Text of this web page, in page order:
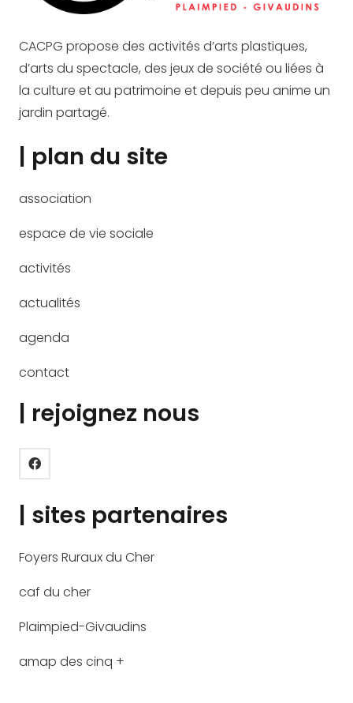
CACPG propose des activités d’arts plastiques,
d’arts du spectacle, des jeux de société ou liées à
la culture et au patrimoine et depuis peu anime un
jardin partagé.
| plan du site
association
espace de vie sociale
activités
actualités
agenda
contact
| rejoignez nous
| sites partenaires
Foyers Ruraux du Cher
caf du cher
Plaimpied-Givaudins
amap des cinq +